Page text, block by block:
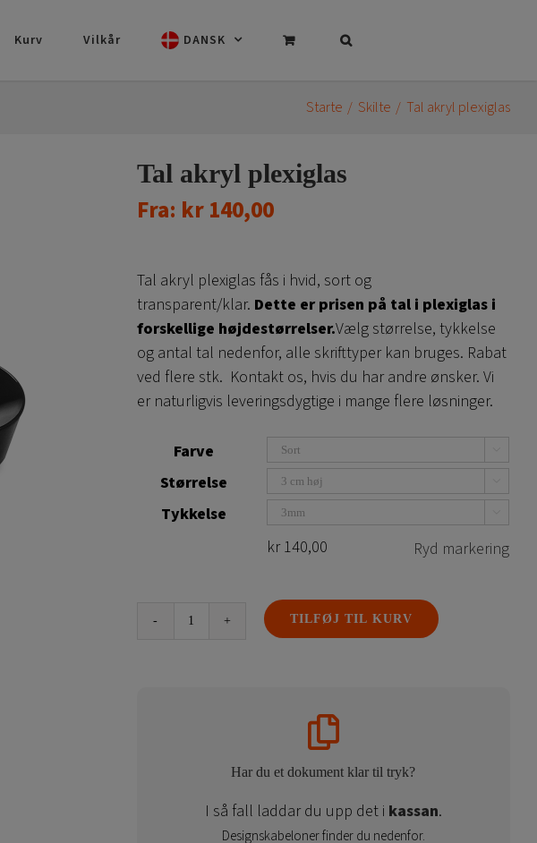
Kurv Vilkår DANSK
Starte Skilte Tal akryl plexiglas
Tal akryl plexiglas
Fra: kr140,00
Tal akryl plexiglas fås i hvid, sort og
transparent/klar. Dette er prisen på tal i plexiglas i
forskellige højdestørrelser.Vælg størrelse, tykkelse
og antal tal nedenfor, alle skrifttyper kan bruges. Rabat
ved flere stk. Kontakt os, hvis du har andre ønsker. Vi
er naturligvis leveringsdygtige i mange flere løsninger.
Farve
Størrelse
Tykkelse
kr140,00 Ryd markering
Tal
TILFØJ TIL KURV
Har du et dokument klar til tryk?
I så fall laddar du upp det i kassan.
Designskabeloner finder du nedenfor.